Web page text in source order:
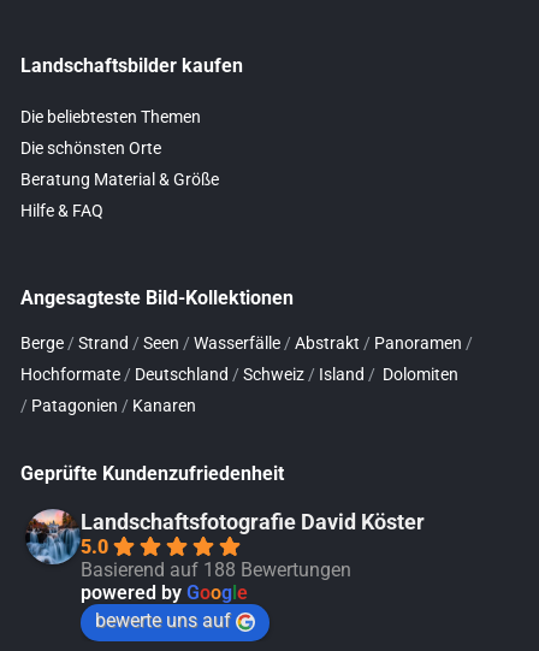
Landschaftsbilder kaufen
Die beliebtesten Themen
Die schönsten Orte
Beratung Material & Größe
Hilfe & FAQ
Angesagteste Bild-Kollektionen
Berge / Strand / Seen / Wasserfälle / Abstrakt / Panoramen /
Hochformate / Deutschland / Schweiz / Island / Dolomiten
/ Patagonien / Kanaren
Geprüfte Kundenzufriedenheit
Landschaftsfotografie David Köster
5.0
Basierend auf 188 Bewertungen
powered by Google
bewerte uns auf